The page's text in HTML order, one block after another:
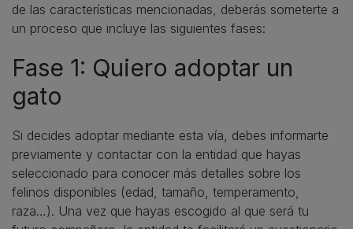
de las características mencionadas, deberás someterte a
un proceso que incluye las siguientes fases:
Fase 1: Quiero adoptar un
gato
Si decides adoptar mediante esta vía, debes informarte
previamente y contactar con la entidad que hayas
seleccionado para conocer más detalles sobre los
felinos disponibles (edad, tamaño, temperamento,
raza…). Una vez que hayas escogido al que será tu